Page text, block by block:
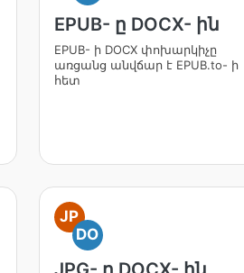
EPUB- ը DOCX- ին
EPUB- ի DOCX փոխարկիչը
առցանց անվճար է EPUB.to- ի
հետ
JP
DO